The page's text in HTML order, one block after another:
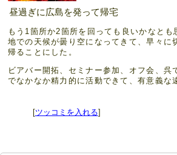
昼過ぎに広島を発って帰宅
もう1箇所か2箇所を回っても良いかなとも
地での天候が曇り空になってきて、早々に
帰ることにした。
ビアバー開拓、セミナー参加、オフ会、呉
でなかなか精力的に活動できて、有意義な
[ツッコミを入れる]